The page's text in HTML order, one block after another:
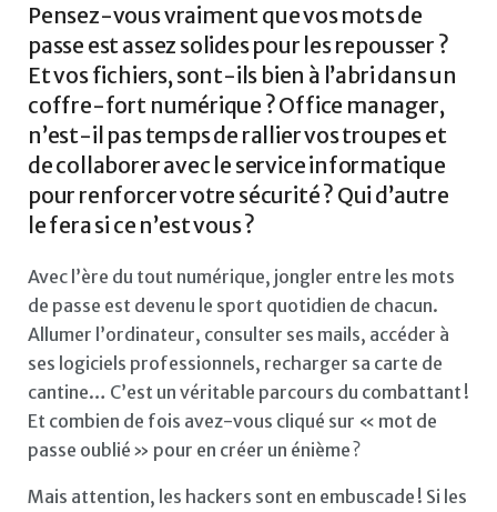
Pensez-vous vraiment que vos mots de
passe est assez solides pour les repousser ?
Et vos fichiers, sont-ils bien à l’abri dans un
coffre-fort numérique ? Office manager,
n’est-il pas temps de rallier vos troupes et
de collaborer avec le service informatique
pour renforcer votre sécurité ? Qui d’autre
le fera si ce n’est vous ?
Avec l’ère du tout numérique, jongler entre les mots
de passe est devenu le sport quotidien de chacun.
Allumer l’ordinateur, consulter ses mails, accéder à
ses logiciels professionnels, recharger sa carte de
cantine… C’est un véritable parcours du combattant !
Et combien de fois avez-vous cliqué sur « mot de
passe oublié » pour en créer un énième ?
Mais attention, les hackers sont en embuscade ! Si les